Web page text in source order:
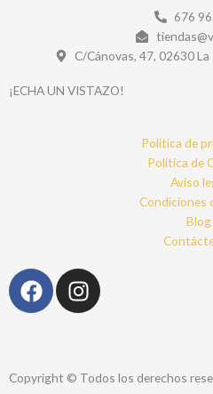
676
C/Cánovas, 47, 02630
¡ECHA UN VISTAZO!
Politica de
Política de
Aviso
Condiciones
Blog
F
a
I
n
a
Copyright © Todos los derechos